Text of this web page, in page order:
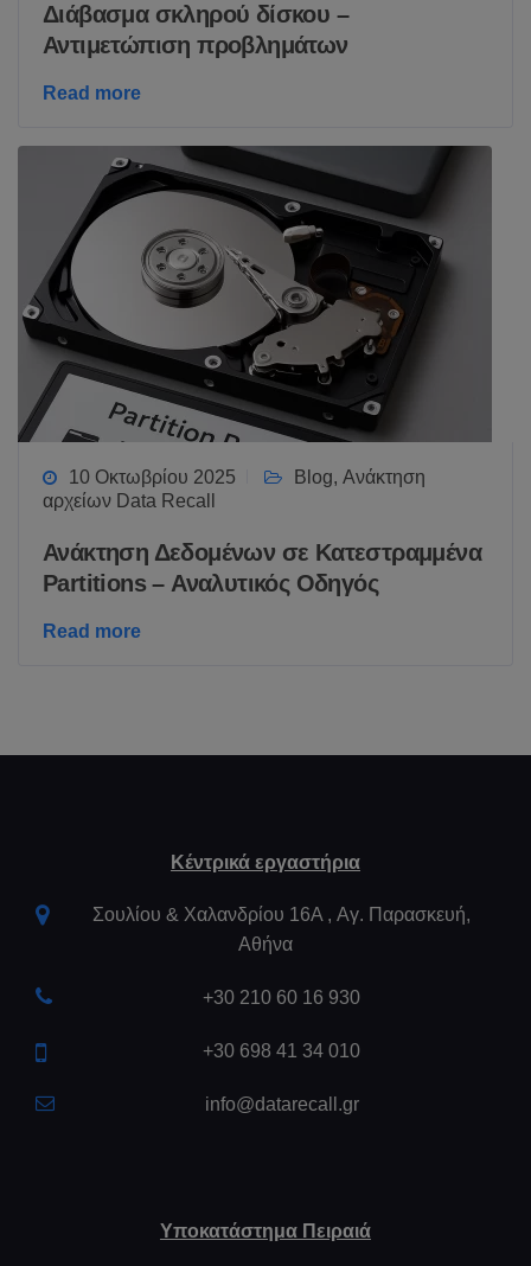
Διάβασμα σκληρού δίσκου –
Αντιμετώπιση προβλημάτων
Read more
10 Οκτωβρίου 2025 Blog, Ανάκτηση
αρχείων Data Recall
Ανάκτηση Δεδομένων σε Κατεστραμμένα
Partitions – Αναλυτικός Οδηγός
Read more
Κέντρικά εργαστήρια
Σουλίου & Χαλανδρίου 16Α , Aγ. Παρασκευή,
Αθήνα
+30 210 60 16 930
+30 698 41 34 010
info@datarecall.gr
Υποκατάστημα Πειραιά